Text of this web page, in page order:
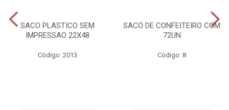
SACO PLASTICO SEM
IMPRESSAO 22X48
Código: 2013
SACO DE CONFEITEIRO COM
72UN
Código: 8